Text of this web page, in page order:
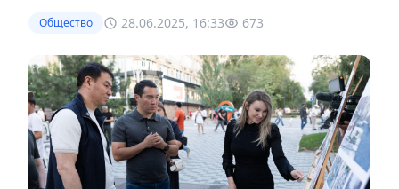
Общество 28.06.2025, 16:33 673